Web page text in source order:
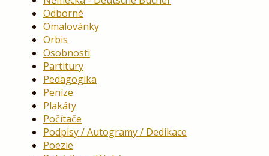
Odborné
Omalovánky
Orbis
Osobnosti
Partitury
Pedagogika
Peníze
Plakáty
Počítače
Podpisy / Autogramy / Dedikace
Poezie